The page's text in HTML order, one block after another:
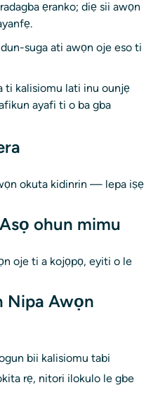
ẹranko; diẹ sii awọn
suga ati awọn oje eso ti
ti kalisiomu lati inu ounjẹ
ayafi ti o ba gba
okuta kidinrin — lepa iṣẹ
ohun mimu
oje ti a kojọpọ, eyiti o le
Nipa Awọn
bii kalisiomu tabi
rẹ, nitori ilokulo le gbe